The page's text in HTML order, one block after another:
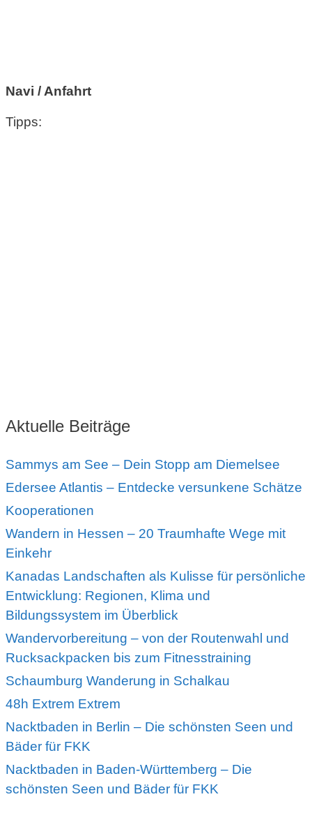
Navi / Anfahrt
Tipps:
Aktuelle Beiträge
Sammys am See – Dein Stopp am Diemelsee
Edersee Atlantis – Entdecke versunkene Schätze
Kooperationen
Wandern in Hessen – 20 Traumhafte Wege mit
Einkehr
Kanadas Landschaften als Kulisse für persönliche
Entwicklung: Regionen, Klima und
Bildungssystem im Überblick
Wandervorbereitung – von der Routenwahl und
Rucksackpacken bis zum Fitnesstraining
Schaumburg Wanderung in Schalkau
48h Extrem Extrem
Nacktbaden in Berlin – Die schönsten Seen und
Bäder für FKK
Nacktbaden in Baden-Württemberg – Die
schönsten Seen und Bäder für FKK